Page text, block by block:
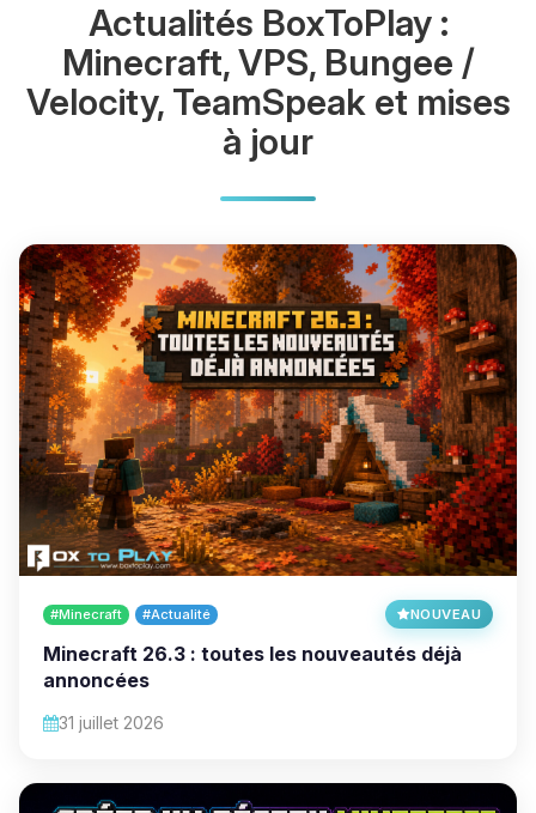
Actualités BoxToPlay :
Minecraft, VPS, Bungee /
Velocity, TeamSpeak et mises
à jour
#Minecraft #Actualité NOUVEAU
Minecraft 26.3 : toutes les nouveautés déjà
annoncées
31 juillet 2026